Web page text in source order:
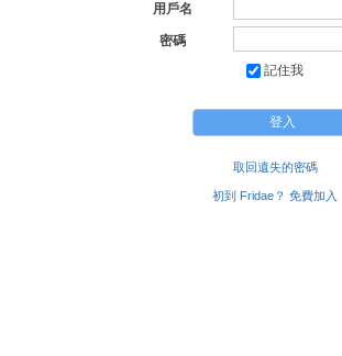
用戶名
密碼
記住我
取回遺失的密碼
初到 Fridae？ 免費加入